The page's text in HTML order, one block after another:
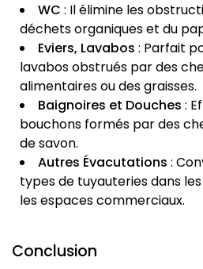
WC : Il élimine les
déchets organiques et du
Eviers, Lavabos : Parfait
lavabos obstrués par des
alimentaires ou des graisses.
Baignoires et Douches :
bouchons formés par des
de savon.
Autres Évacutations :
types de tuyauteries dans
les espaces commerciaux.
Conclusion